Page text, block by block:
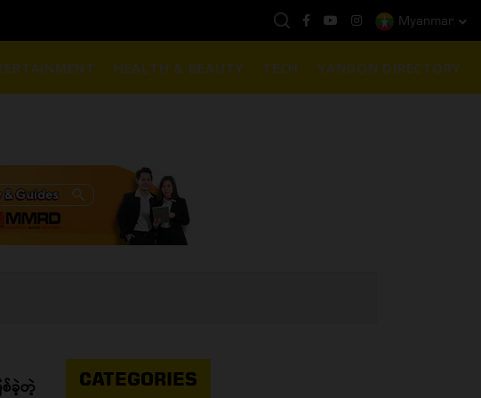
3,770,000 - ပြင်ပပေါက်စျေး (၁၆ ပဲရည် တစ်ကျပ်သား) Myanmar
HEALTH & BEAUTY TECH YANGON DIRECTORY
စ်ခဲ့တဲ့
CATEGORIES